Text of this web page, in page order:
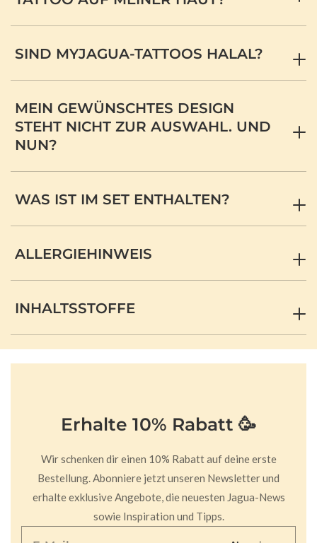
SIND MYJAGUA-TATTOOS HALAL?
MEIN GEWÜNSCHTES DESIGN
STEHT NICHT ZUR AUSWAHL. UND
NUN?
WAS IST IM SET ENTHALTEN?
ALLERGIEHINWEIS
INHALTSSTOFFE
Erhalte 10% Rabatt 🥳
Wir schenken dir einen 10% Rabatt auf deine erste
Bestellung. Abonniere jetzt unseren Newsletter und
erhalte exklusive Angebote, die neuesten Jagua-News
sowie Inspiration und Tipps.